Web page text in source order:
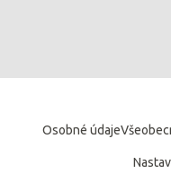
Osobné údaje